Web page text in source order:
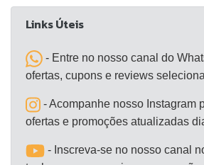
Links Úteis
- Entre no nosso canal do
ofertas, cupons e reviews
- Acompanhe nosso Instagram
ofertas e promoções atualizadas
- Inscreva-se no nosso canal